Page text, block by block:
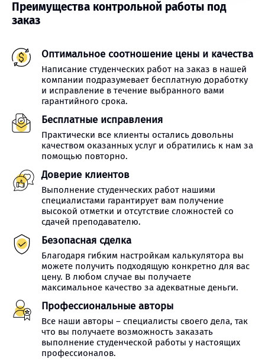
Преимущества контрольной работы под
заказ
Оптимальное соотношение цены и качества
Написание студенческих работ на заказ в нашей
компании подразумевает бесплатную доработку
и исправление в течение выбранного вами
гарантийного срока.
Бесплатные исправления
Практически все клиенты остались довольны
качеством оказанных услуг и обратились к нам за
помощью повторно.
Доверие клиентов
Выполнение студенческих работ нашими
специалистами гарантирует вам получение
высокой отметки и отсутствие сложностей со
сдачей преподавателю.
Безопасная сделка
Благодаря гибким настройкам калькулятора вы
можете получить подходящую конкретно для вас
цену. В любом случае вы получаете
максимальное качество за адекватные деньги.
Профессиональные авторы
Все наши авторы – специалисты своего дела, так
что вы получаете возможность заказать
выполнение студенческой работы у настоящих
профессионалов.